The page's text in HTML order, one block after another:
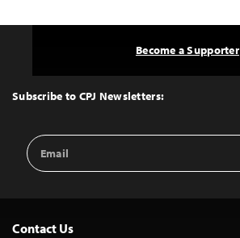
Top
Subscribe to CPJ Newsletters:
Email
Address
Become a Supporter
Contact Us